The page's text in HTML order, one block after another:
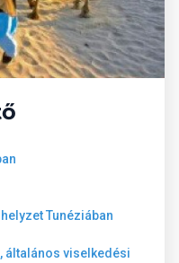
Tunéziában
általános viselkedési